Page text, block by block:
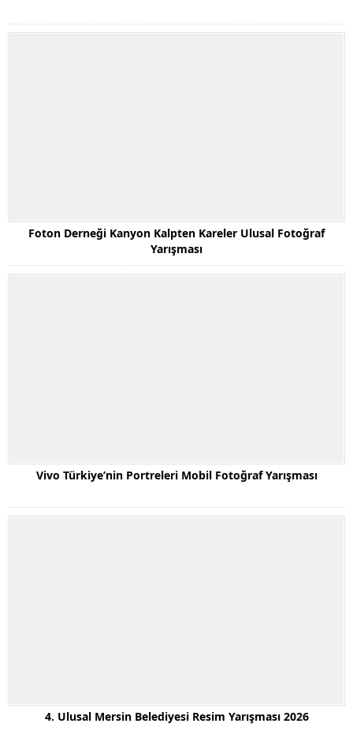
Foton Derneği Kanyon Kalpten Kareler Ulusal Fotoğraf
Yarışması
Vivo Türkiye’nin Portreleri Mobil Fotoğraf Yarışması
4. Ulusal Mersin Belediyesi Resim Yarışması 2026